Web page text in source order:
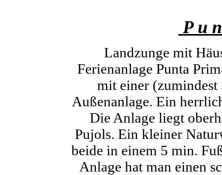
P u
Landzunge mit
Ferienanlage Punta
mit einer
Außenanlage. Ein
Die Anlage liegt
Pujols. Ein kleiner
beide in einem 5 min.
Anlage hat man einen